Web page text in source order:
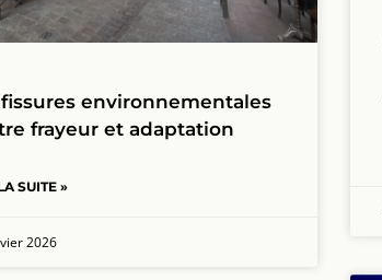
fissures environnementales
frayeur et adaptation
SUITE »
2026